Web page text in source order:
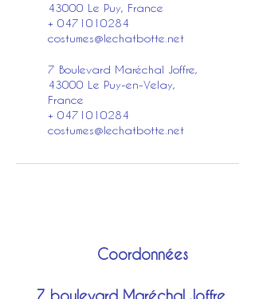
43000 Le Puy, France
+ 0471010284
costumes@lechatbotte.net
7 Boulevard Maréchal Joffre,
43000 Le Puy-en-Velay,
France
+ 0471010284
costumes@lechatbotte.net
Coordonnées
7 boulevard Maréchal Joffre